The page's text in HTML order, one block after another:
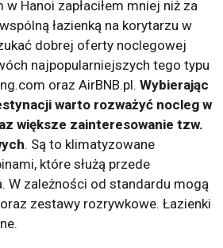
Hanoi zapłaciłem mniej niż za
łazienką na korytarzu w
dobrej oferty noclegowej
najpopularniejszych tego typu
oraz AirBNB.pl. Wybierając
warto rozważyć nocleg w
większe zainteresowanie tzw.
. Są to klimatyzowane
które służą przede
W zależności od standardu mogą
zestawy rozrywkowe. Łazienki